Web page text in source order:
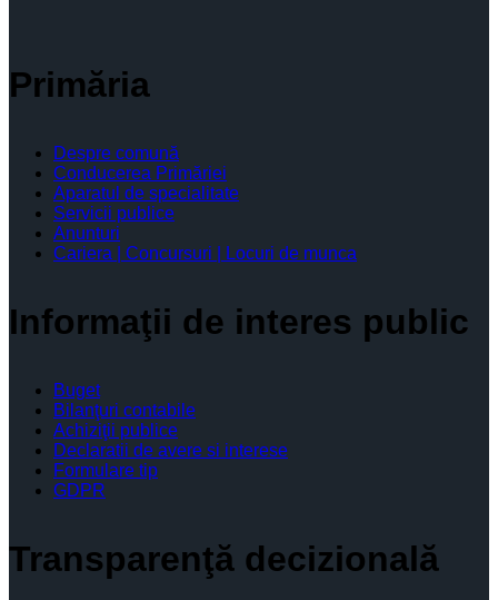
Primăria
Despre comună
Conducerea Primăriei
Aparatul de specialitate
Servicii publice
Anunturi
Cariera | Concursuri | Locuri de munca
Informaţii de interes public
Buget
Bilanţuri contabile
Achiziţii publice
Declaratii de avere si interese
Formulare tip
GDPR
Transparenţă decizională